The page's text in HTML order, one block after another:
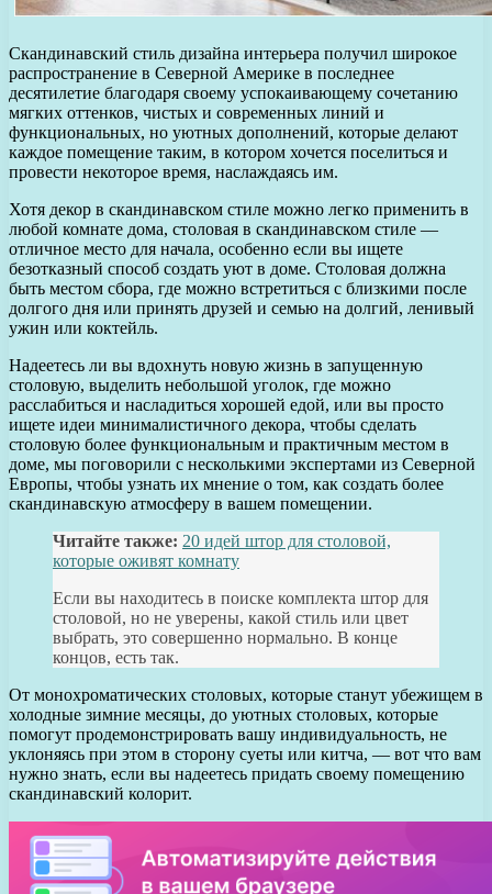
Скандинавский стиль дизайна интерьера получил широкое
распространение в Северной Америке в последнее
десятилетие благодаря своему успокаивающему сочетанию
мягких оттенков, чистых и современных линий и
функциональных, но уютных дополнений, которые делают
каждое помещение таким, в котором хочется поселиться и
провести некоторое время, наслаждаясь им.
Хотя декор в скандинавском стиле можно легко применить в
любой комнате дома, столовая в скандинавском стиле —
отличное место для начала, особенно если вы ищете
безотказный способ создать уют в доме. Столовая должна
быть местом сбора, где можно встретиться с близкими после
долгого дня или принять друзей и семью на долгий, ленивый
ужин или коктейль.
Надеетесь ли вы вдохнуть новую жизнь в запущенную
столовую, выделить небольшой уголок, где можно
расслабиться и насладиться хорошей едой, или вы просто
ищете идеи минималистичного декора, чтобы сделать
столовую более функциональным и практичным местом в
доме, мы поговорили с несколькими экспертами из Северной
Европы, чтобы узнать их мнение о том, как создать более
скандинавскую атмосферу в вашем помещении.
Читайте также: 20 идей штор для столовой,
которые оживят комнату
Если вы находитесь в поиске комплекта штор для
столовой, но не уверены, какой стиль или цвет
выбрать, это совершенно нормально. В конце
концов, есть так.
От монохроматических столовых, которые станут убежищем в
холодные зимние месяцы, до уютных столовых, которые
помогут продемонстрировать вашу индивидуальность, не
уклоняясь при этом в сторону суеты или китча, — вот что вам
нужно знать, если вы надеетесь придать своему помещению
скандинавский колорит.